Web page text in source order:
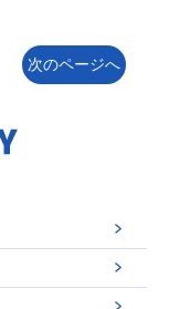
次のページへ